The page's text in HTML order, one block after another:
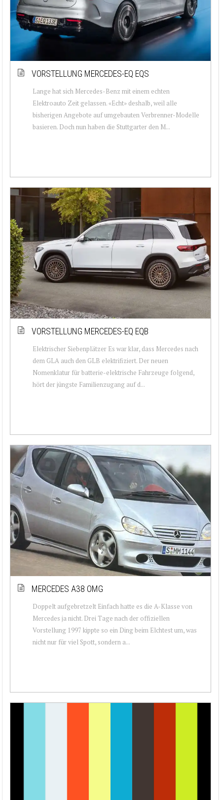
VORSTELLUNG MERCEDES-EQ EQS
Lange hat sich Mercedes-Benz mit einem echten
Elektroauto Zeit gelassen. «Echt» deshalb, weil alle
bisherigen Angebote auf umgebauten Verbrenner-Modelle
basieren. Doch nun haben die Stuttgarter den M...
VORSTELLUNG MERCEDES-EQ EQB
Elektrischer Siebenplätzer Es war klar, dass Mercedes nach
dem GLA auch den GLB elektrifiziert. Der neuen
Nomenklatur für batterie-elektrische Fahrzeuge folgend,
hört der jüngste Familienzugang auf d...
MERCEDES A38 OMG
Doppelt aufgebretzelt Einfach hatte es die A-Klasse von
Mercedes ja nicht. Drei Tage nach der offiziellen
Vorstellung 1997 kippte so ein Ding beim Elchtest um, was
nicht nur für viel Spott, sondern a...